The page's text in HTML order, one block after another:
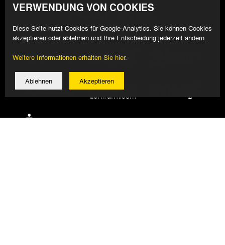
VERWENDUNG VON COOKIES
Diese Seite nutzt Cookies für Google-Analytics. Sie können Cookies
akzeptieren oder ablehnen und Ihre Entscheidung jederzeit ändern.
Weitere Informationen erhalten Sie hier.
Ablehnen Akzeptieren